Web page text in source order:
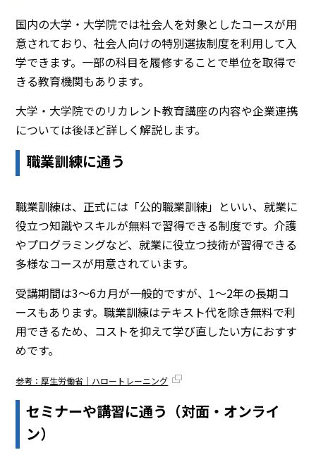
国内の大学・大学院では社会人を対象としたコースが用
意されており、社会人向けの特別選抜制度を利用して入
学できます。一部の科目を履修することで単位を取得で
きる教育機関もあります。
大学・大学院でのリカレント教育講座の内容や企業連携
については後ほど詳しく解説します。
職業訓練に通う
職業訓練は、正式には「公的職業訓練」といい、就業に
役立つ知識やスキルが無料で習得できる制度です。介護
やプログラミングなど、就業に役立つ技術が習得できる
多様なコースが用意されています。
受講期間は3～6カ月が一般的ですが、1～2年の長期コ
ースもあります。職業訓練はテキスト代を除き無料で利
用できるため、コストを抑えて学び直したい方におすす
めです。
参考：厚生労働省｜ハロートレーニング
セミナーや講習に通う（対面・オンライ
ン）